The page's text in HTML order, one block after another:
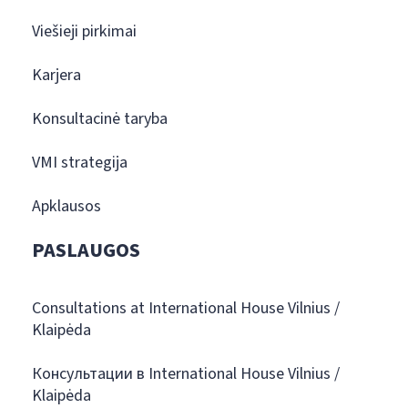
Viešieji pirkimai
Karjera
Konsultacinė taryba
VMI strategija
Apklausos
PASLAUGOS
Consultations at International House Vilnius /
Klaipėda
Консультации в International House Vilnius /
Klaipėda